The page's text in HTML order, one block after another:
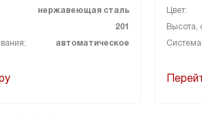
нержавеющая сталь
201
автоматическое
Цвет:
Высота,